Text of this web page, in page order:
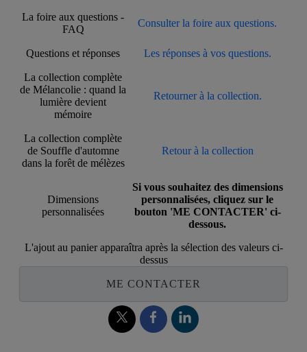
La foire aux questions -
FAQ
Consulter la foire aux questions.
Questions et réponses Les réponses à vos questions.
La collection complète
de Mélancolie : quand la
lumière devient
mémoire
Retourner à la collection.
La collection complète
de Souffle d'automne
dans la forêt de mélèzes
Retour à la collection
Dimensions
personnalisées
Si vous souhaitez des dimensions
personnalisées, cliquez sur le
bouton 'ME CONTACTER' ci-
dessous.
L'ajout au panier apparaîtra après la sélection des valeurs ci-
dessus
ME CONTACTER